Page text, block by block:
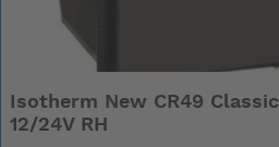
Isotherm New CR49 Classic
12/24V RH